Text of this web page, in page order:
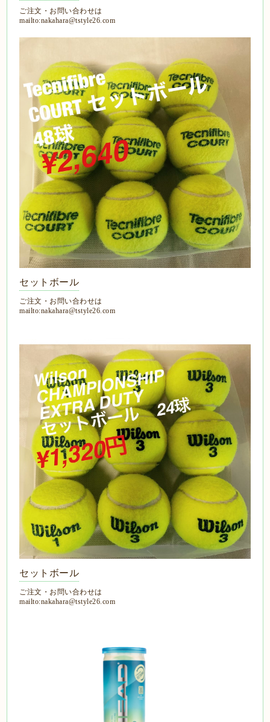
ご注文・お問い合わせは
mailto:nakahara@tstyle26.com
セットボール
ご注文・お問い合わせは
mailto:nakahara@tstyle26.com
セットボール
ご注文・お問い合わせは
mailto:nakahara@tstyle26.com